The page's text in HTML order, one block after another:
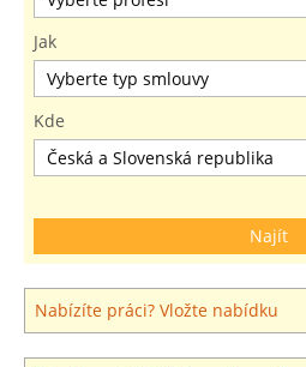
Jak
Kde
Nabízíte práci? Vložte nabídku